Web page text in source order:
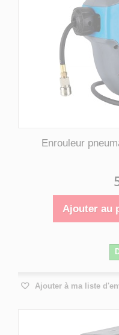
Enrouleur
Ajouter au
Ajouter à ma liste